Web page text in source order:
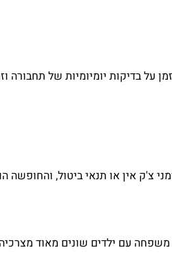
על בדיקות יומיומיות של תחבורה
צ'ק אין או תנאי ביטול, והחופשה
עם ילדים שונים מאוד